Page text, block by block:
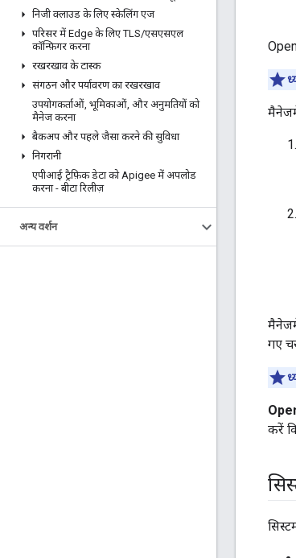
निजी क्लाउड के लिए स्केलिंग एज
परिसर में Edge के लिए TLS/एसएसएल
कॉन्फ़िगर करना
रखरखाव के टास्क
संगठन और पर्यावरण का रखरखाव
उपयोगकर्ताओं, भूमिकाओं, और अनुमतियों को
मैनेज करना
बैकअप और पहले जैसा करने की सुविधा
निगरानी
एपीआई ट्रैफ़िक डेटा को Apigee में अपलोड
करना - बीटा रिलीज़
अन्य वर्शन
गए
करें